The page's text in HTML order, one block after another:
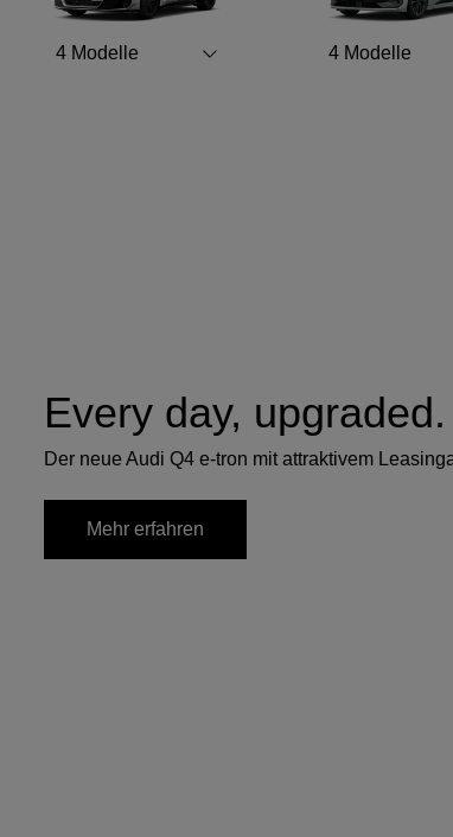
4 Modelle 4 Modelle
Every day, upgraded.
Der neue Audi Q4 e-tron mit attraktivem
Mehr erfahren